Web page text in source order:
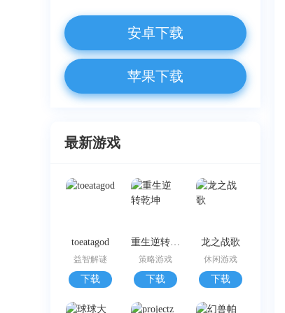
安卓下载
苹果下载
最新游戏
toeatagod
益智解谜
下载
重生逆转乾坤
策略游戏
下载
龙之战歌
休闲游戏
下载